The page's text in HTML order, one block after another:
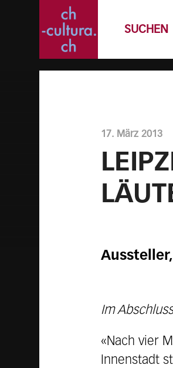
SUCHEN
17. März 2013
Im
«Nach vier
Innenstadt